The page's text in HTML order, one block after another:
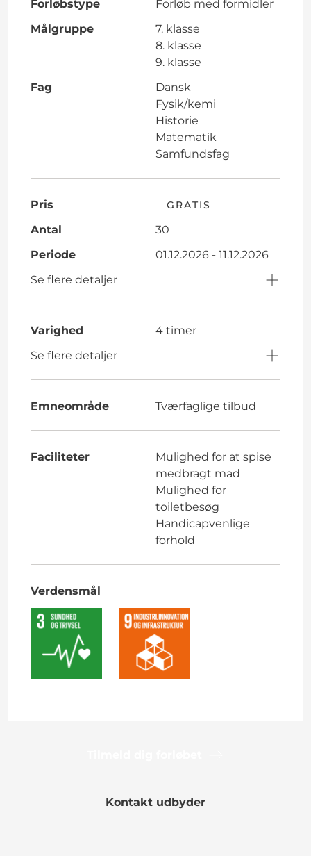
Forløbstype
Forløb med formidler
Målgruppe
7. klasse
8. klasse
9. klasse
Fag
Dansk
Fysik/kemi
Historie
Matematik
Samfundsfag
Pris GRATIS
Antal
30
Periode
01.12.2026 - 11.12.2026
Se flere detaljer
Varighed
4 timer
Se flere detaljer
Emneområde Tværfaglige tilbud
Faciliteter
Mulighed for at spise
medbragt mad
Mulighed for
toiletbesøg
Handicapvenlige
forhold
Verdensmål
Kontakt udbyder